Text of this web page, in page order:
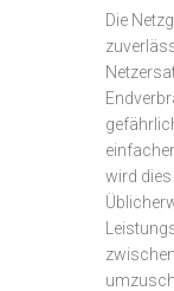
Die
wird